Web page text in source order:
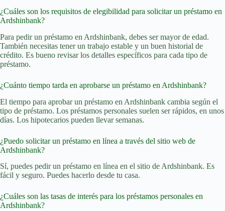
¿Cuáles son los requisitos de elegibilidad para solicitar un préstamo en
Ardshinbank?
Para pedir un préstamo en Ardshinbank, debes ser mayor de edad.
También necesitas tener un trabajo estable y un buen historial de
crédito. Es bueno revisar los detalles específicos para cada tipo de
préstamo.
¿Cuánto tiempo tarda en aprobarse un préstamo en Ardshinbank?
El tiempo para aprobar un préstamo en Ardshinbank cambia según el
tipo de préstamo. Los préstamos personales suelen ser rápidos, en unos
días. Los hipotecarios pueden llevar semanas.
¿Puedo solicitar un préstamo en línea a través del sitio web de
Ardshinbank?
Sí, puedes pedir un préstamo en línea en el sitio de Ardshinbank. Es
fácil y seguro. Puedes hacerlo desde tu casa.
¿Cuáles son las tasas de interés para los préstamos personales en
Ardshinbank?